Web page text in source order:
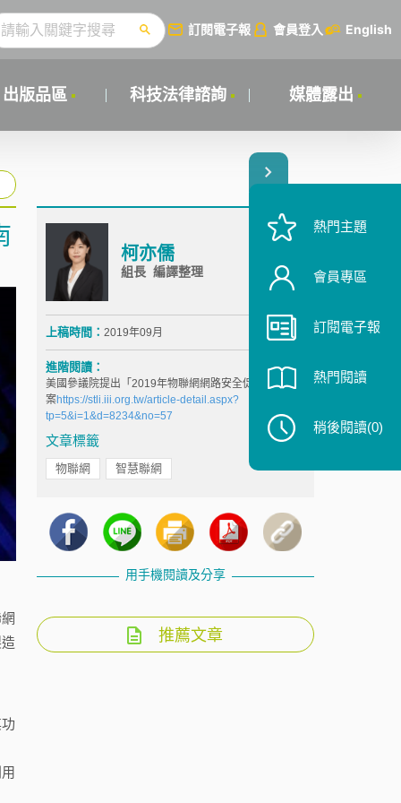
訂閱電子報 會員登入 English
出版品區 科技法律諮詢 媒體露出
柯亦儒
組長 編譯整理
上稿時間： 2019年09月
進階閱讀：
美國參議院提出「2019年物聯網網路安全促進法」草
案https://stli.iii.org.tw/article-detail.aspx?
tp=5&i=1&d=8234&no=57
文章標籤
物聯網 智慧聯網
用手機閱讀及分享
推薦文章
熱門主題
會員專區
訂閱電子報
熱門閱讀
稍後閱讀(0)